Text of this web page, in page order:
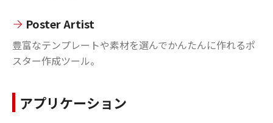
Poster Artist
豊富なテンプレートや素材を選んでかんたんに作れるポ
スター作成ツール。
アプリケーション